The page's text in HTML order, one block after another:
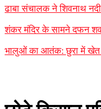
ढाबा संचालक ने शिवनाथ
शंकर मंदिर के सामने दफन शव
भालुओं का आतंक: छुरा में खेत